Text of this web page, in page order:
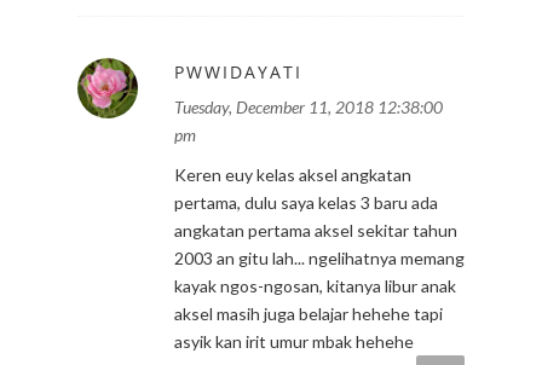
PWWIDAYATI
Tuesday, December 11, 2018 12:38:00
pm
Keren euy kelas aksel angkatan
pertama, dulu saya kelas 3 baru ada
angkatan pertama aksel sekitar tahun
2003 an gitu lah... ngelihatnya memang
kayak ngos-ngosan, kitanya libur anak
aksel masih juga belajar hehehe tapi
asyik kan irit umur mbak hehehe